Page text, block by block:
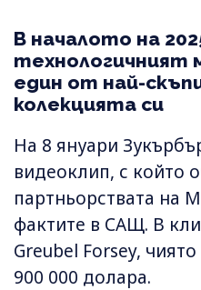
В началото на
технологичният
един от най-
колекцията си
На 8 януари
видеоклип, с който
партньорствата на
фактите в САЩ. В
Greubel Forsey,
900 000 долара.